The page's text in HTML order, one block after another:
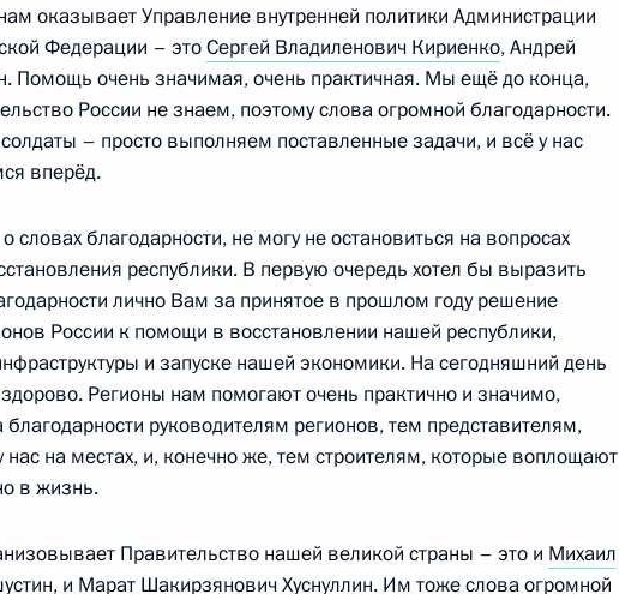
Запорожской области Евгением
Москва, Кремль
4
Москва, Кремль
вторник
участникам Делового форума БРИКС
по стратегическому развитию
3
оказывает Управление внутренней политики Администрации
Федерации – этоСергей Владиленович Кириенко, Андрей
Помощь очень значимая, очень практичная. Мы ещё до конца,
России не знаем, поэтому слова огромной благодарности.
– просто выполняем поставленные задачи, и всё у нас
вперёд.
словах благодарности, не могу не остановиться на вопросах
республики. В первую очередь хотел бы выразить
лично Вам за принятое в прошлом году решение
России к помощи в восстановлении нашей республики,
и запуске нашей экономики. На сегодняшний день
Регионы нам помогают очень практично и значимо,
руководителям регионов, тем представителям,
нас на местах, и, конечно же, тем строителям, которые воплощают
в жизнь.
Правительство нашей великой страны – это и Михаил
, и Марат Шакирзянович Хуснуллин. Им тоже слова огромной